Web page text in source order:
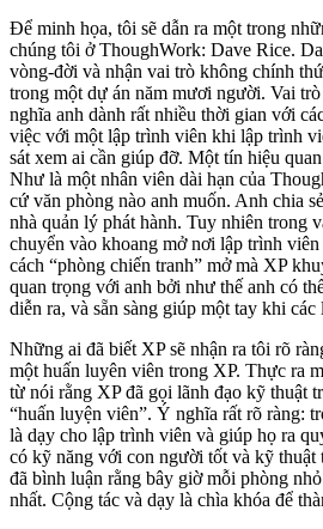
Để minh họa, tôi sẽ dẫn ra một trong
chúng tôi ở ThoughWork: Dave Rice.
vòng-đời và nhận vai trò không chính
trong một dự án năm mươi người. Vai
nghĩa anh dành rất nhiều thời gian với
việc với một lập trình viên khi lập trình
sát xem ai cần giúp đỡ. Một tín hiệu
Như là một nhân viên dài hạn của
cứ văn phòng nào anh muốn. Anh chia
nhà quản lý phát hành. Tuy nhiên trong
chuyển vào khoang mở nơi lập trình
cách “phòng chiến tranh” mở mà XP
quan trọng với anh bởi như thế anh có
diễn ra, và sẵn sàng giúp một tay khi
Những ai đã biết XP sẽ nhận ra tôi rõ
một huấn luyên viên trong XP. Thực ra
từ nói rằng XP đã gọi lãnh đạo kỹ thuật
“huấn luyện viên”. Ý nghĩa rất rõ ràng:
là dạy cho lập trình viên và giúp họ ra
có kỹ năng với con người tốt và kỹ thuật
đã bình luận rằng bây giờ mỗi phòng
nhất. Cộng tác và dạy là chìa khóa để